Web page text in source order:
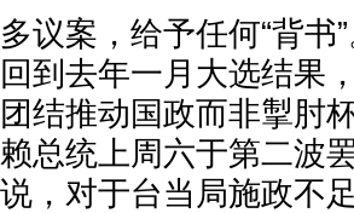
多议案，给予任何“背
回到去年一月大选结果
团结推动国政而非掣肘
赖总统上周六于第二波
说，对于台当局施政不